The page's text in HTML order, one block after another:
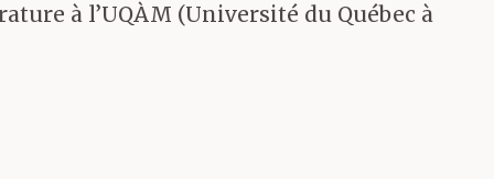
Mika,
à l’UQÀM (Université du Québec à